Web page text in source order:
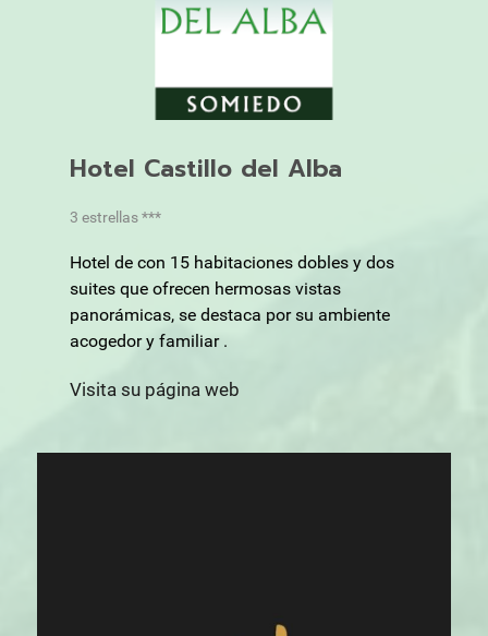
Hotel Castillo del Alba
3 estrellas ***
Hotel de con 15 habitaciones dobles y dos
suites que ofrecen hermosas vistas
panorámicas, se destaca por su ambiente
acogedor y familiar .
Visita su página web